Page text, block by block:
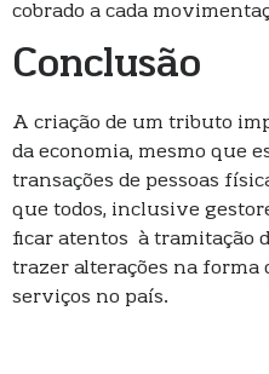
cobrado a cada
Conclusão
A criação de um tributo
da economia, mesmo que
transações de pessoas
que todos, inclusive
ficar atentos à tramitação
trazer alterações na forma
serviços no país.